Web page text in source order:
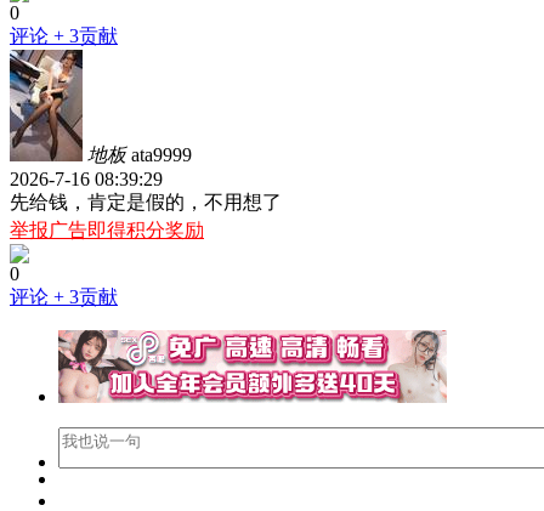
0
评论 + 3贡献
地板 ata9999
2026-7-16 08:39:29
先给钱，肯定是假的，不用想了
举报广告即得积分奖励
0
评论 + 3贡献